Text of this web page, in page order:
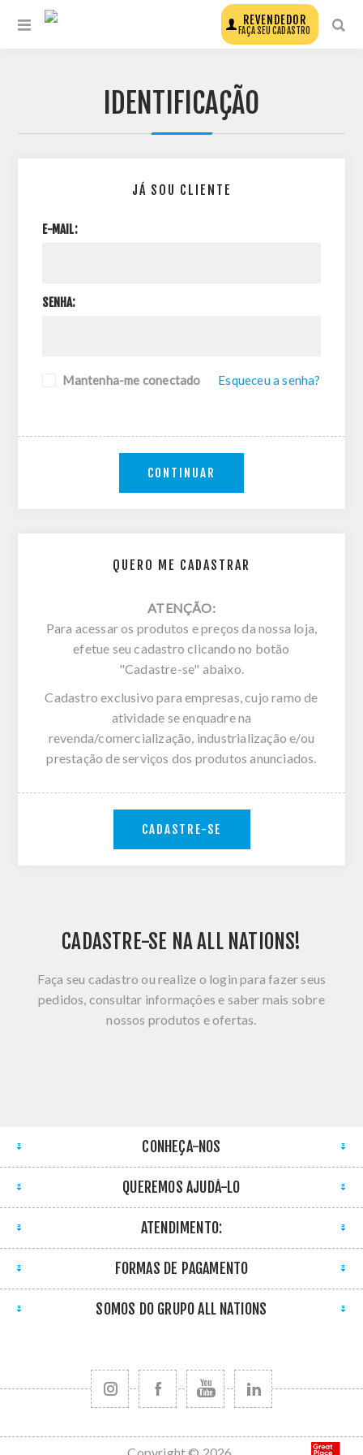
REVENDEDOR
FAÇA SEU CADASTRO
IDENTIFICAÇÃO
QUERO ME CADASTRAR
ATENÇÃO:
Para acessar os produtos e preços da nossa loja,
efetue seu cadastro clicando no botão
"Cadastre-se" abaixo.
Cadastro exclusivo para empresas, cujo ramo de
atividade se enquadre na
revenda/comercialização, industrialização e/ou
prestação de serviços dos produtos anunciados.
CADASTRE-SE
JÁ SOU CLIENTE
E-MAIL:
SENHA:
Mantenha-me conectado Esqueceu a senha?
CONTINUAR
CADASTRE-SE NA ALL NATIONS!
Faça seu cadastro ou realize o login para fazer seus
pedidos, consultar informações e saber mais sobre
nossos produtos e ofertas.
CONHEÇA-NOS
QUEREMOS AJUDÁ-LO
ATENDIMENTO:
FORMAS DE PAGAMENTO
SOMOS DO GRUPO ALL NATIONS